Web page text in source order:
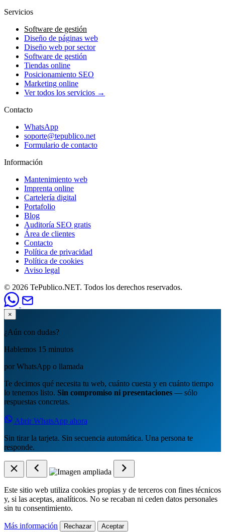
Servicios
Software de gestión
Diseño de páginas web
Diseño web por sector
Software de gestión
Tiendas online
Posicionamiento SEO
Marketing online
Ver todos los servicios →
Contacto
WhatsApp
soporte@tepublico.net
Formulario de contacto
Información
Mantenimiento web
Imprenta online
Cartelería digital
Portafolio
Blog
Auditoría SEO gratis
Área de clientes
Contacto
Política de privacidad
Política de cookies
Aviso legal
© 2026 TePublico.NET. Todos los derechos reservados.
×
¿Aún con dudas?
Hablemos 15 minutos
por WhatsApp o llamada
Te decimos qué necesita tu web, cuánto cuesta y en cuánto tiempo
lo tenemos listo. Sin compromiso ni presentaciones — sólo
respuestas concretas.
Abrir WhatsApp ahora
Sin tirar la tarjeta. Sin secuencia automática. Una persona te
responde.
Este sitio web utiliza cookies propias y de terceros con fines técnicos
y, si las aceptas, analíticos. No se recaban ni ceden datos personales
sin tu consentimiento.
Más información Rechazar Aceptar